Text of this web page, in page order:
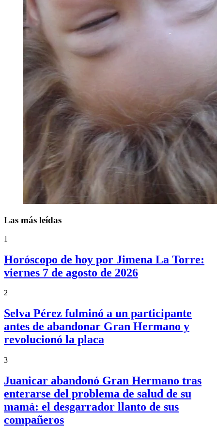
Las más leídas
1
Horóscopo de hoy por Jimena La Torre:
viernes 7 de agosto de 2026
2
Selva Pérez fulminó a un participante
antes de abandonar Gran Hermano y
revolucionó la placa
3
Juanicar abandonó Gran Hermano tras
enterarse del problema de salud de su
mamá: el desgarrador llanto de sus
compañeros